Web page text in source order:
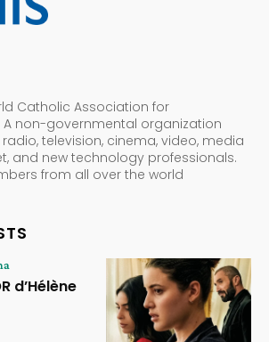
Catholic Association for
non-governmental organization
television, cinema, video, media
and new technology professionals.
from all over the world
d’Hélène